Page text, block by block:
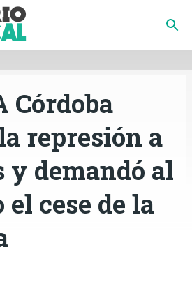
principal
Córdoba
represión a
y demandó al
el cese de la